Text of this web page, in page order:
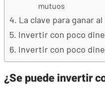
mutuos
La clave para ganar
Invertir con poco
Invertir con poco
¿Se puede invertir